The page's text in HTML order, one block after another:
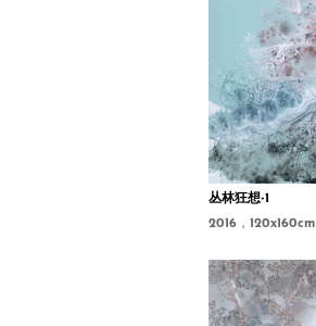
丛林狂想-1
2016，120x160cm